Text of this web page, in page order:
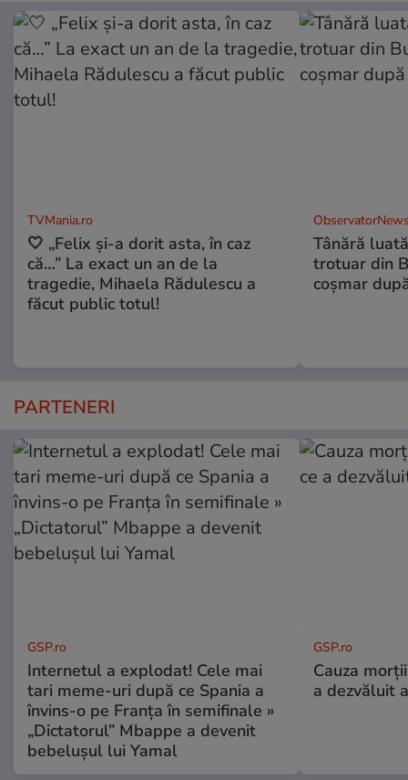
TVMania.ro
🤍 „Felix și-a dorit asta, în caz
că…” La exact un an de la
tragedie, Mihaela Rădulescu a
făcut public totul!
Tânără
trotuar din
coşmar
PARTENERI
GSP.ro
Internetul a explodat! Cele mai
tari meme-uri după ce Spania a
învins-o pe Franța în semifinale »
„Dictatorul” Mbappe a devenit
bebelușul lui Yamal
GSP.ro
Cauza
a dezvăluit